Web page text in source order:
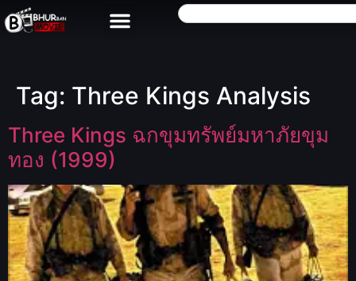
Tag: Three Kings Analysis
Three Kings ฉกขุมทรัพย์มหาภัยขุม
ทอง (1999)